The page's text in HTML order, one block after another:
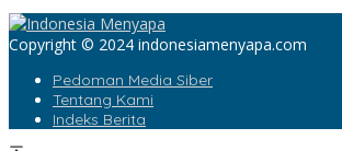
Copyright © 2024 indonesiamenyapa.com
Pedoman Media Siber
Tentang Kami
Indeks Berita